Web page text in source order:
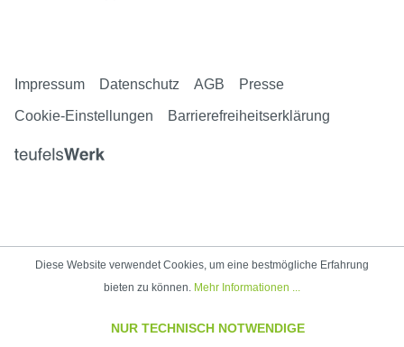
Impressum Datenschutz AGB
Presse
Cookie-Einstellungen
Barrierefreiheitserklärung
Diese Website verwendet Cookies, um eine bestmögliche Erfahrung
bieten zu können. Mehr Informationen ...
NUR TECHNISCH NOTWENDIGE